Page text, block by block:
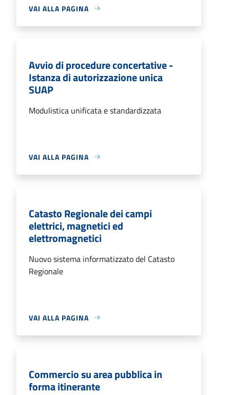
VAI ALLA PAGINA
Avvio di procedure concertative -
Istanza di autorizzazione unica
SUAP
Modulistica unificata e standardizzata
VAI ALLA PAGINA
Catasto Regionale dei campi
elettrici, magnetici ed
elettromagnetici
Nuovo sistema informatizzato del Catasto
Regionale
VAI ALLA PAGINA
Commercio su area pubblica in
forma itinerante